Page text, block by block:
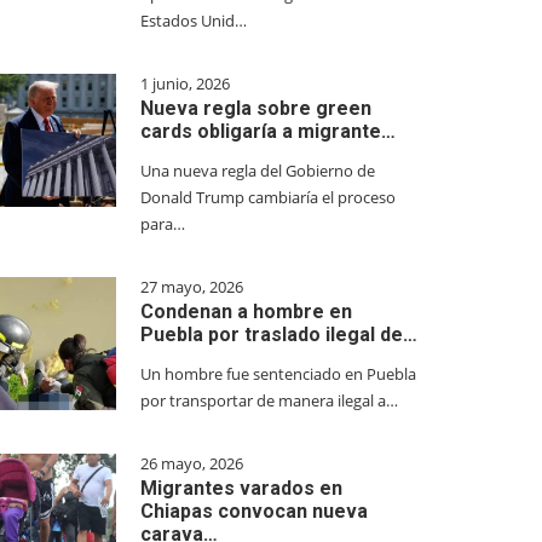
Estados Unid…
1 junio, 2026
Nueva regla sobre green
cards obligaría a migrante…
Una nueva regla del Gobierno de
Donald Trump cambiaría el proceso
para…
27 mayo, 2026
Condenan a hombre en
Puebla por traslado ilegal de…
Un hombre fue sentenciado en Puebla
por transportar de manera ilegal a…
26 mayo, 2026
Migrantes varados en
Chiapas convocan nueva
carava…